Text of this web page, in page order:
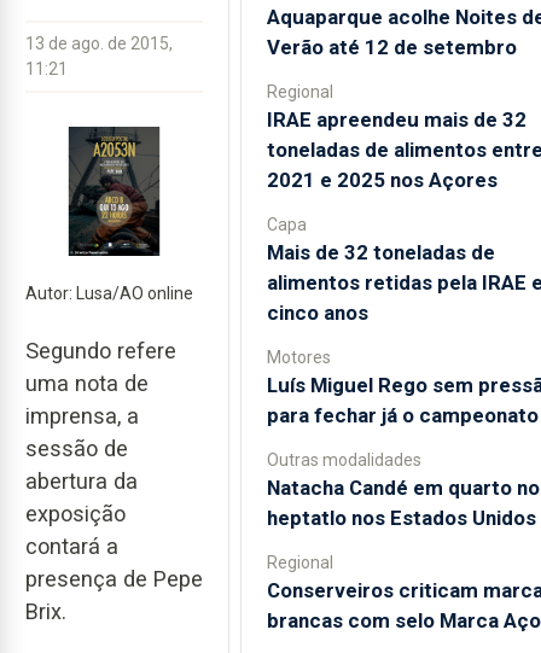
13 de ago. de 2015,
11:21
Autor: Lusa/AO online
Segundo refere
uma nota de
imprensa, a
sessão de
abertura da
exposição
contará a
presença de Pepe
Brix.
Aquaparque acolhe Noites
Verão até 12 de setembro
Regional
IRAE apreendeu mais de 32
toneladas de alimentos
2021 e 2025 nos Açores
Capa
Mais de 32 toneladas de
alimentos retidas pela IRAE
cinco anos
Motores
Luís Miguel Rego sem
para fechar já o campeonato
Outras modalidades
Natacha Candé em quarto no
heptatlo nos Estados Unidos
Regional
Conserveiros criticam
brancas com selo Marca